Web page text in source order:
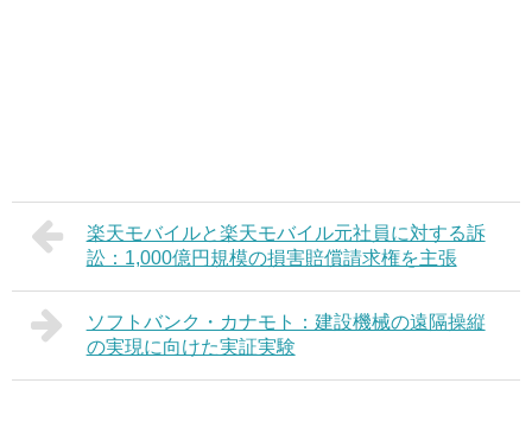
楽天モバイルと楽天モバイル元社員に対する訴
訟：1,000億円規模の損害賠償請求権を主張
ソフトバンク・カナモト：建設機械の遠隔操縦
の実現に向けた実証実験